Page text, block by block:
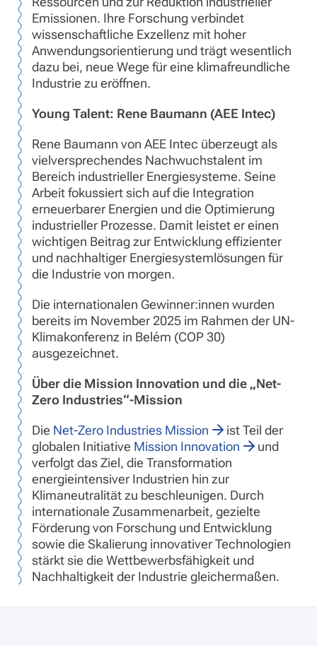
Emissionen. Ihre Forschung verbindet
wissenschaftliche Exzellenz mit hoher
Anwendungsorientierung und trägt wesentlich
dazu bei, neue Wege für eine klimafreundliche
Industrie zu eröffnen.
Young Talent: Rene Baumann (AEE Intec)
Rene Baumann von AEE Intec überzeugt als
vielversprechendes Nachwuchstalent im
Bereich industrieller Energiesysteme. Seine
Arbeit fokussiert sich auf die Integration
erneuerbarer Energien und die Optimierung
industrieller Prozesse. Damit leistet er einen
wichtigen Beitrag zur Entwicklung effizienter
und nachhaltiger Energiesystemlösungen für
die Industrie von morgen.
Die internationalen Gewinner:innen wurden
bereits im November 2025 im Rahmen der UN-
Klimakonferenz in Belém (COP 30)
ausgezeichnet.
Über die Mission Innovation und die „Net-
Zero Industries“-Mission
Die Net-Zero Industries Mission
ist Teil der
globalen Initiative Mission Innovation
und
verfolgt das Ziel, die Transformation
energieintensiver Industrien hin zur
Klimaneutralität zu beschleunigen. Durch
internationale Zusammenarbeit, gezielte
Förderung von Forschung und Entwicklung
sowie die Skalierung innovativer Technologien
stärkt sie die Wettbewerbsfähigkeit und
Nachhaltigkeit der Industrie gleichermaßen.